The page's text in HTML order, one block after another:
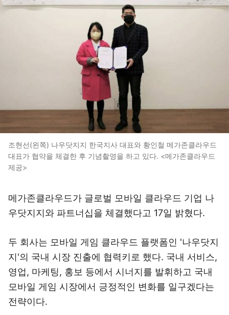
조현선(왼쪽) 나우닷지지 한국지사 대표와 황인철 메가존클라우드
대표가 협약을 체결한 후 기념촬영을 하고 있다. <메가존클라우드
제공>
메가존클라우드가 글로벌 모바일 클라우드 기업 나
우닷지지와 파트너십을 체결했다고 17일 밝혔다.
두 회사는 모바일 게임 클라우드 플랫폼인 '나우닷지
지'의 국내 시장 진출에 협력키로 했다. 국내 서비스,
영업, 마케팅, 홍보 등에서 시너지를 발휘하고 국내
모바일 게임 시장에서 긍정적인 변화를 일구겠다는
전략이다.